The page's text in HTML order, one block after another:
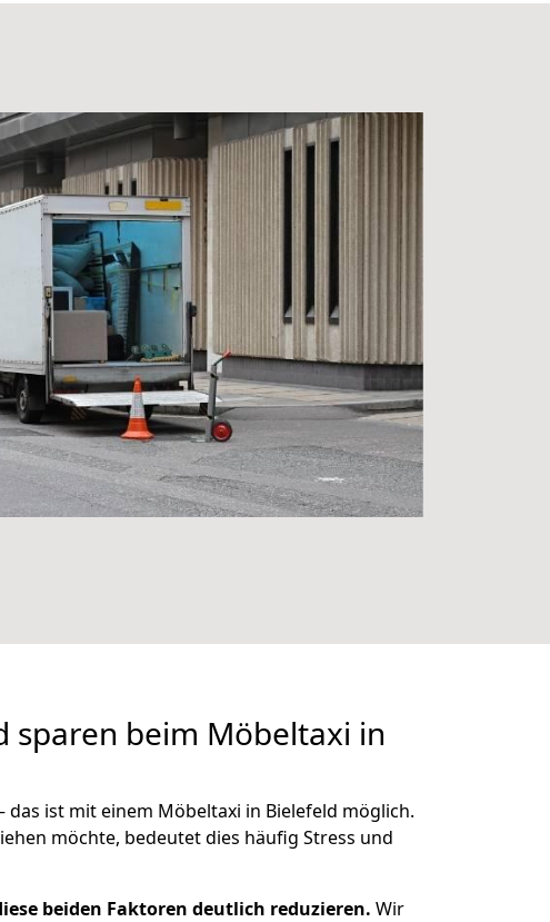
sparen beim Möbeltaxi in
das ist mit einem Möbeltaxi in Bielefeld möglich.
möchte, bedeutet dies häufig Stress und
beiden Faktoren deutlich reduzieren. Wir